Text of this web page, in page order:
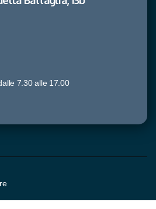
7.30 alle 17.00